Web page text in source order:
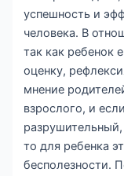
успешность и
человека. В
так как ребенок
оценку,
мнение
взрослого, и
то для ребенка
бесполезности.